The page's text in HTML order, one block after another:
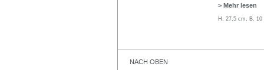
> Mehr lesen
H. 27,5 cm, B.
NACH OBEN